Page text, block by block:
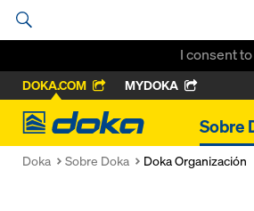
I consent
DOKA.COM MYDOKA
Doka
Sobre
Doka Sobre Doka Doka Organización